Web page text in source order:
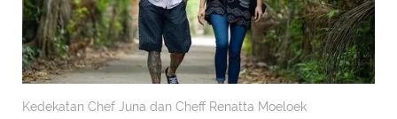
Kedekatan Chef Juna dan Cheff Renatta Moeloek